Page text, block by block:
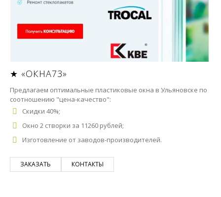
★ «ОКНА73»
Предлагаем оптимальные пластиковые окна в Ульяновске по
соотношению "цена-качество":
Скидки 40%;
Окно 2 створки за 11260 рублей;
Изготовление от заводов-производителей.
ЗАКАЗАТЬ КОНТАКТЫ